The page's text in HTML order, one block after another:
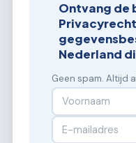
Ontvang de
Nederland
Geen spam. Altijd